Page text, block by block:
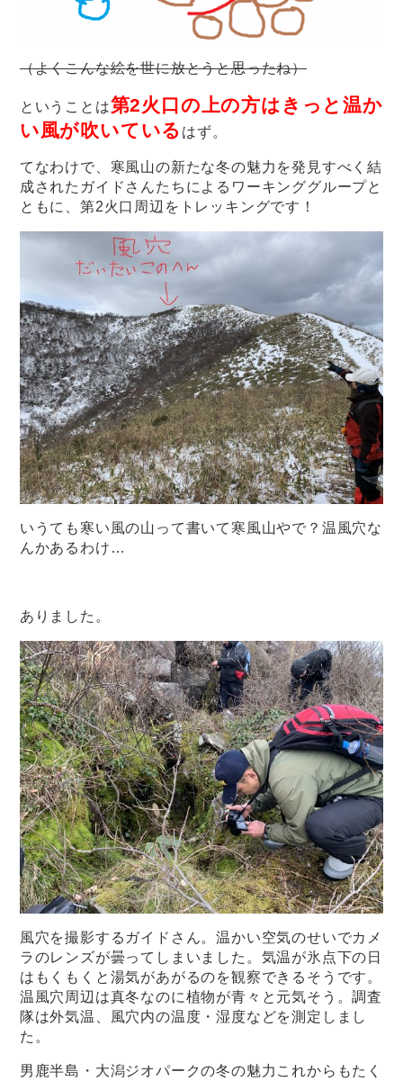
（よくこんな絵を世に放とうと思ったね）
ということは第2火口の上の方はきっと温か
い風が吹いている はず。
てなわけで、寒風山の新たな冬の魅力を発見すべく結
成されたガイドさんたちによるワーキンググループと
ともに、第2火口周辺をトレッキングです！
いうても寒い風の山って書いて寒風山やで？温風穴な
んかあるわけ…
ありました。
風穴を撮影するガイドさん。温かい空気のせいでカメ
ラのレンズが曇ってしまいました。気温が氷点下の日
はもくもくと湯気があがるのを観察できるそうです。
温風穴周辺は真冬なのに植物が青々と元気そう。調査
隊は外気温、風穴内の温度・湿度などを測定しまし
た。
男鹿半島・大潟ジオパークの冬の魅力これからもたく